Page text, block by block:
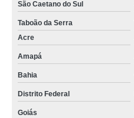
São Caetano do Sul
Taboão da Serra
Acre
Amapá
Bahia
Distrito Federal
Goiás